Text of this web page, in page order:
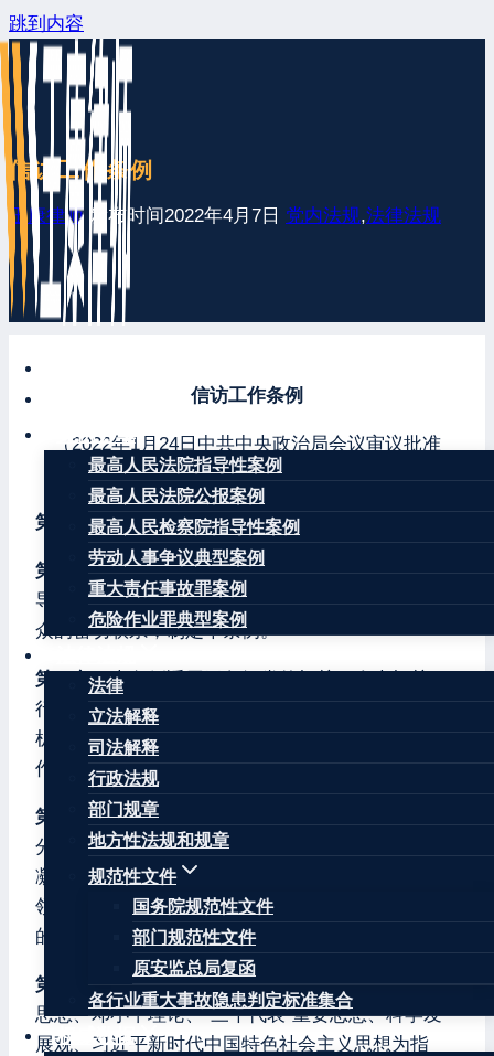
跳到内容
案例分享
最高人民法院指导性案例
最高人民法院公报案例
最高人民检察院指导性案例
劳动人事争议典型案例
重大责任事故罪案例
危险作业罪典型案例
法律
立法解释
司法解释
行政法规
部门规章
地方性法规和规章
规范性文件
国务院规范性文件
部门规范性文件
原安监总局复函
各行业重大事故隐患判定标准集合
权威数据
信访工作条例
王康律师 发布时间2022年4月7日 党内法规,法律法规
信访工作条例
（2022年1月24日中共中央政治局会议审议批准
2022年2月25日中共中央、国务院发布）
第一章 总则
第一条为了坚持和加强党对信访工作的全面领
导，做好新时代信访工作，保持党和政府同人民群
众的密切联系，制定本条例。
第二条本条例适用于各级党的机关、人大机关、
行政机关、政协机关、监察机关、审判机关、检察
机关以及群团组织、国有企事业单位等开展信访工
作。
第三条信访工作是党的群众工作的重要组成部
分，是党和政府了解民情、集中民智、维护民利、
凝聚民心的一项重要工作，是各级机关、单位及其
领导干部、工作人员接受群众监督、改进工作作风
的重要途径。
第四条信访工作坚持以马克思列宁主义、毛泽东
思想、邓小平理论、“三个代表”重要思想、科学发
展观、习近平新时代中国特色社会主义思想为指